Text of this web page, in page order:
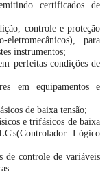
certificados de
controle e proteção
para
instrumentos;
perfeitas condições de
em equipamentos e
de baixa tensão;
e trifásicos de baixa
Lógico
de controle de variáveis